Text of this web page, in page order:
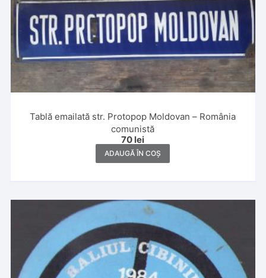
Tablă emailată str. Protopop Moldovan – România
comunistă
70 lei
ADAUGĂ ÎN COȘ